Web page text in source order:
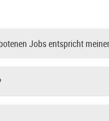
Jobs entspricht